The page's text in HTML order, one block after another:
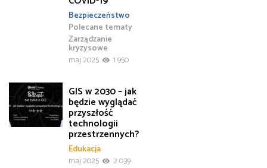
Bezpieczeństwo
Polecane tematy
Zarządzanie
kryzysowe
maj 2025
1 950
GIS w 2030 – jak
będzie wyglądać
przyszłość
technologii
przestrzennych?
Edukacja
maj 2025
2 039